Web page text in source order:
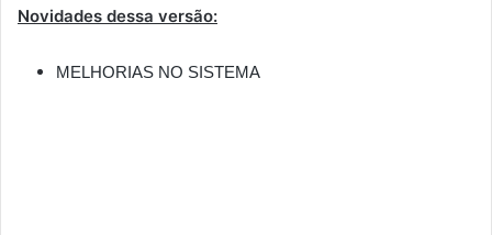
Novidades dessa versão:
MELHORIAS NO SISTEMA